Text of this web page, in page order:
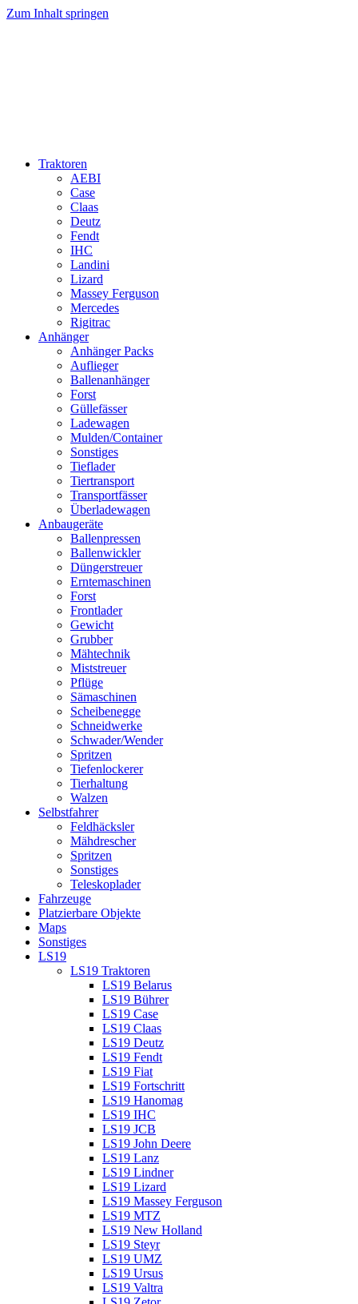
Zum Inhalt springen
Traktoren
AEBI
Case
Claas
Deutz
Fendt
IHC
Landini
Lizard
Massey Ferguson
Mercedes
Rigitrac
Anhänger
Anhänger Packs
Auflieger
Ballenanhänger
Forst
Güllefässer
Ladewagen
Mulden/Container
Sonstiges
Tieflader
Tiertransport
Transportfässer
Überladewagen
Anbaugeräte
Ballenpressen
Ballenwickler
Düngerstreuer
Erntemaschinen
Forst
Frontlader
Gewicht
Grubber
Mähtechnik
Miststreuer
Pflüge
Sämaschinen
Scheibenegge
Schneidwerke
Schwader/Wender
Spritzen
Tiefenlockerer
Tierhaltung
Walzen
Selbstfahrer
Feldhäcksler
Mähdrescher
Spritzen
Sonstiges
Teleskoplader
Fahrzeuge
Platzierbare Objekte
Maps
Sonstiges
LS19
LS19 Traktoren
LS19 Belarus
LS19 Bührer
LS19 Case
LS19 Claas
LS19 Deutz
LS19 Fendt
LS19 Fiat
LS19 Fortschritt
LS19 Hanomag
LS19 IHC
LS19 JCB
LS19 John Deere
LS19 Lanz
LS19 Lindner
LS19 Lizard
LS19 Massey Ferguson
LS19 MTZ
LS19 New Holland
LS19 Steyr
LS19 UMZ
LS19 Ursus
LS19 Valtra